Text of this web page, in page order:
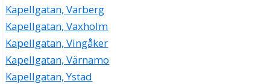
Kapellgatan, Varberg
Kapellgatan, Vaxholm
Kapellgatan, Vingåker
Kapellgatan, Värnamo
Kapellgatan, Ystad